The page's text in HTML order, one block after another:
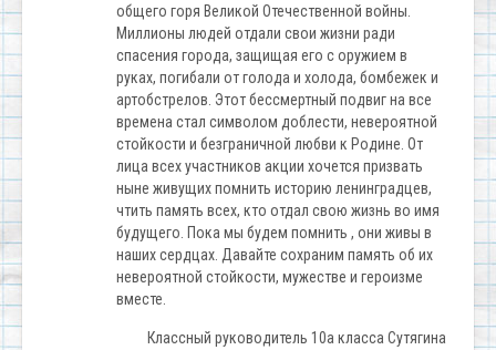
общего горя Великой Отечественной войны.
Миллионы людей отдали свои жизни ради
спасения города, защищая его с оружием в
руках, погибали от голода и холода, бомбежек и
артобстрелов. Этот бессмертный подвиг на все
времена стал символом доблести, невероятной
стойкости и безграничной любви к Родине. От
лица всех участников акции хочется призвать
ныне живущих помнить историю ленинградцев,
чтить память всех, кто отдал свою жизнь во имя
будущего. Пока мы будем помнить , они живы в
наших сердцах. Давайте сохраним память об их
невероятной стойкости, мужестве и героизме
вместе.
Классный руководитель 10а класса Сутягина